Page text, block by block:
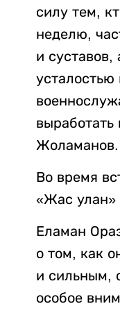
силу тем,
неделю,
и суставов,
Жоламанов.
Во время
«Жас улан»
Еламан
о том, как
и сильным,
особое